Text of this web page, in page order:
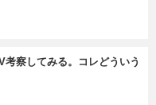
考察してみる。コレどういう